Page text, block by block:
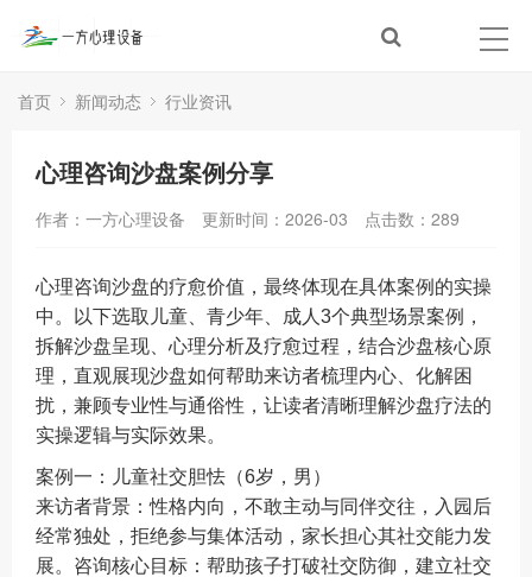
首页 新闻动态 行业资讯
心理咨询沙盘案例分享
作者：一方心理设备 更新时间：2026-03 点击数： 289
心理咨询沙盘的疗愈价值，最终体现在具体案例的实操
中。以下选取儿童、青少年、成人3个典型场景案例，
拆解沙盘呈现、心理分析及疗愈过程，结合沙盘核心原
理，直观展现沙盘如何帮助来访者梳理内心、化解困
扰，兼顾专业性与通俗性，让读者清晰理解沙盘疗法的
实操逻辑与实际效果。
案例一：儿童社交胆怯（6岁，男）
来访者背景：性格内向，不敢主动与同伴交往，入园后
经常独处，拒绝参与集体活动，家长担心其社交能力发
展。咨询核心目标：帮助孩子打破社交防御，建立社交